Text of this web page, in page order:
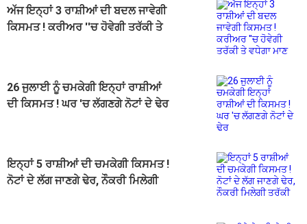
ਅੱਜ ਇਨ੍ਹਾਂ 3 ਰਾਸ਼ੀਆਂ ਦੀ ਬਦਲ ਜਾਵੇਗੀ
ਕਿਸਮਤ ! ਕਰੀਅਰ ''ਚ ਹੋਵੇਗੀ ਤਰੱਕੀ ਤੇ
26 ਜੁਲਾਈ ਨੂੰ ਚਮਕੇਗੀ ਇਨ੍ਹਾਂ ਰਾਸ਼ੀਆਂ
ਦੀ ਕਿਸਮਤ ! ਘਰ 'ਚ ਲੱਗਣਗੇ ਨੋਟਾਂ ਦੇ ਢੇਰ
ਇਨ੍ਹਾਂ 5 ਰਾਸ਼ੀਆਂ ਦੀ ਚਮਕੇਗੀ ਕਿਸਮਤ !
ਨੋਟਾਂ ਦੇ ਲੱਗ ਜਾਣਗੇ ਢੇਰ, ਨੌਕਰੀ ਮਿਲੇਗੀ